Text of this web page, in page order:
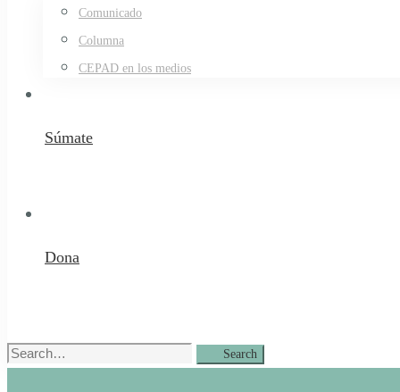
Comunicado
Columna
CEPAD en los medios
Súmate
Dona
Search
Search